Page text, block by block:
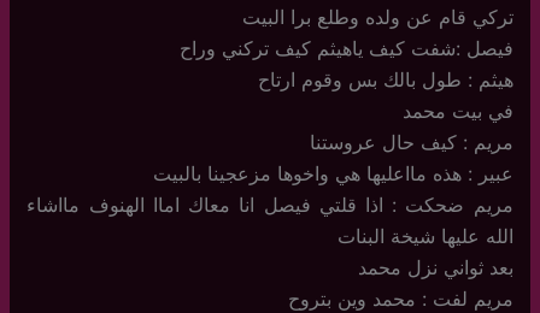
تركي قام عن ولده وطلع برا البيت
فيصل :شفت كيف ياهيثم كيف تركني وراح
هيثم : طول بالك بس وقوم ارتاح
في بيت محمد
مريم : كيف حال عروستنا
عبير : هذه مااعليها هي واخوها مزعجينا بالبيت
مريم ضحكت : اذا قلتي فيصل انا معاك اماا الهنوف مااشاء
الله عليها شيخة البنات
بعد ثواني نزل محمد
مريم لفت : محمد وين بتروح